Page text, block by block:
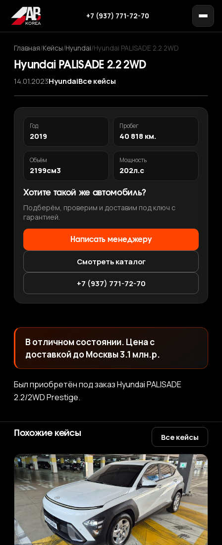
+7 (937) 771-72-70
Главная/Кейсы/Hyundai/Hyundai PALISADE 2.2 2WD
Hyundai PALISADE 2.2 2WD
14.01.2023HyundaiВсе кейсы
Год
2019
Пробег
40 818 км.
Объём
2199см3
Мощность
202л.с
Хотите такой же автомобиль?
Подберём, проверим и доставим под ключ с
гарантией.
Написать менеджеру
Смотреть каталог
+7 (937) 771-72-70
В отличном состоянии. Цена с
доставкой до Москвы 3.1 млн.р.
Был приобретён под заказ Hyundai PALISADE
2.2/2WD Prestige.
Похожие кейсы Все кейсы